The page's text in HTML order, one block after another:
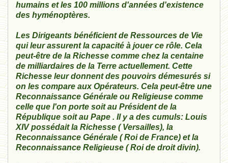
humains et les 100 millions d'années d'existence
des hyménoptères.
Les Dirigeants bénéficient de Ressources de Vie
qui leur assurent la capacité à jouer ce rôle. Cela
peut-être de la Richesse comme chez la centaine
de milliardaires de la Terre actuellement. Cette
Richesse leur donnent des pouvoirs démesurés si
on les compare aux Opérateurs. Cela peut-être une
Reconnaissance Générale ou Religieuse comme
celle que l'on porte soit au Président de la
République soit au Pape . Il y a des cumuls: Louis
XIV possédait la Richesse ( Versailles), la
Reconnaissance Générale ( Roi de France) et la
Reconnaissance Religieuse ( Roi de droit divin).